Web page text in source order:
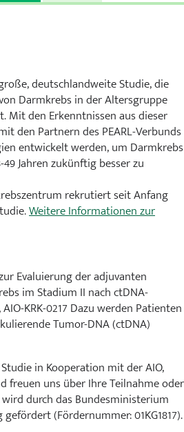
deutschlandweite Studie, die
Darmkrebs in der Altersgruppe
Mit den Erkenntnissen aus dieser
den Partnern des PEARL-Verbunds
entwickelt werden, um Darmkrebs
Jahren zukünftig besser zu
rekrutiert seit Anfang
Weitere Informationen zur
Evaluierung der adjuvanten
im Stadium II nach ctDNA-
KRK-0217 Dazu werden Patienten
Tumor-DNA (ctDNA)
in Kooperation mit der AIO,
freuen uns über Ihre Teilnahme oder
durch das Bundesministerium
(Fördernummer: 01KG1817).